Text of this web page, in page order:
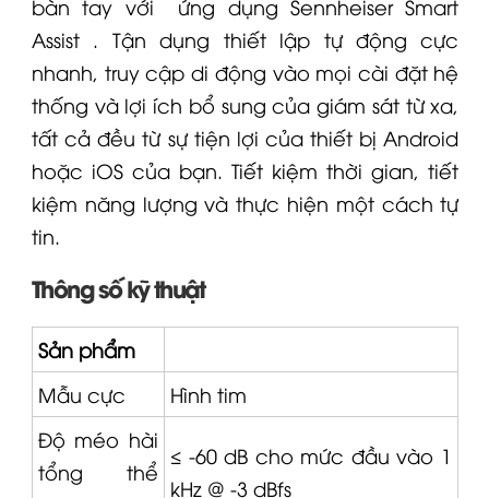
Assist . Tận dụng thiết lập tự động cực
nhanh, truy cập di động vào mọi cài đặt hệ
thống và lợi ích bổ sung của giám sát từ xa,
tất cả đều từ sự tiện lợi của thiết bị Android
hoặc iOS của bạn. Tiết kiệm thời gian, tiết
kiệm năng lượng và thực hiện một cách tự
tin.
Sản phẩm
Mẫu cực
Hình tim
Độ méo hài
tổng thể
(THD)
kHz @ -3 dBfs